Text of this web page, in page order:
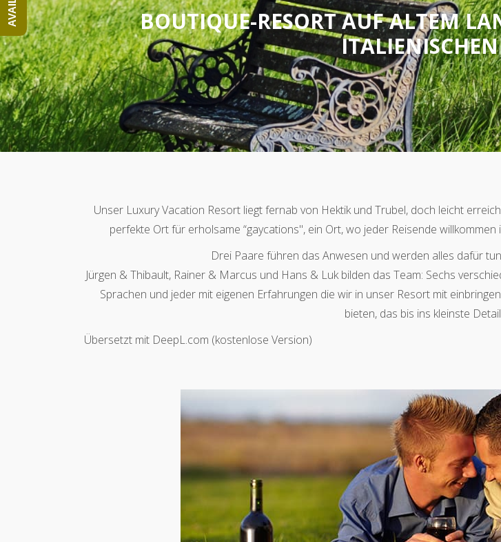
BOUTIQUE-RESORT AUF ALTEM
Unser Luxury Vacation Resort liegt fernab von Hektik und Trubel, doch leicht
perfekte Ort für erholsame “gaycations", ein Ort, wo jeder Reisende
Drei Paare führen das Anwesen und werden alles dafür
Jürgen & Thibault, Rainer & Marcus und Hans & Luk bilden das Team: Sechs
Sprachen und jeder mit eigenen Erfahrungen die wir in unser Resort mit
bieten, das bis ins kleinste
Übersetzt mit DeepL.com (kostenlose Version)